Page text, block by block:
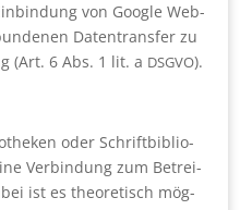
von Goog­le Web­
Daten­trans­fer zu
(Art. 6 Abs. 1 lit. a DSGVO).
oder Schrift­bi­blio­
Ver­bin­dung zum Betrei­
ist es theo­re­tisch mög­